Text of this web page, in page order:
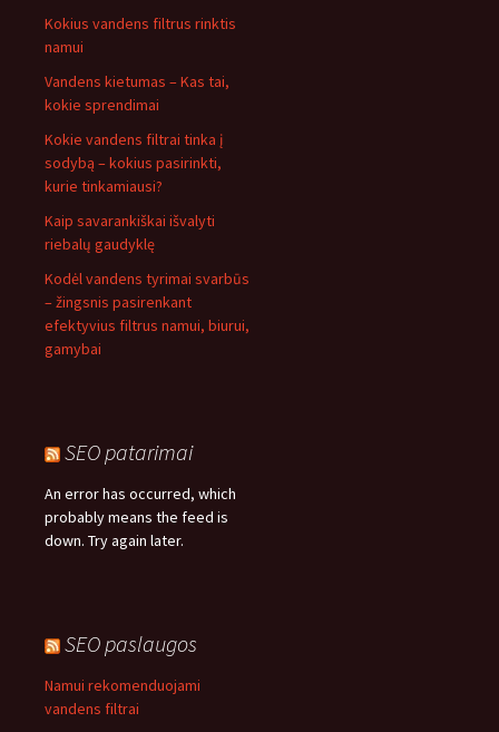
Kokius vandens filtrus rinktis
namui
Vandens kietumas – Kas tai,
kokie sprendimai
Kokie vandens filtrai tinka į
sodybą – kokius pasirinkti,
kurie tinkamiausi?
Kaip savarankiškai išvalyti
riebalų gaudyklę
Kodėl vandens tyrimai svarbūs
– žingsnis pasirenkant
efektyvius filtrus namui, biurui,
gamybai
SEO patarimai
An error has occurred, which
probably means the feed is
down. Try again later.
SEO paslaugos
Namui rekomenduojami
vandens filtrai